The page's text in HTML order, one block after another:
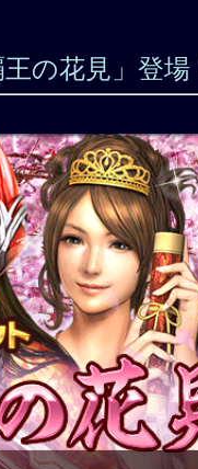
の花見」登場